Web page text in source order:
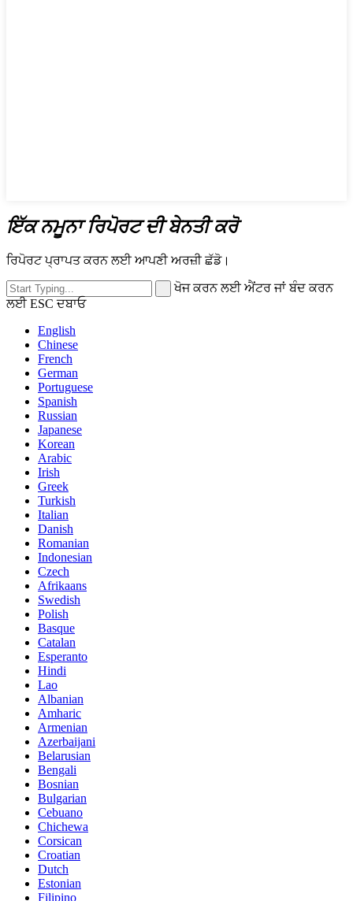
ਇੱਕ ਨਮੂਨਾ ਰਿਪੋਰਟ ਦੀ ਬੇਨਤੀ ਕਰੋ
ਰਿਪੋਰਟ ਪ੍ਰਾਪਤ ਕਰਨ ਲਈ ਆਪਣੀ ਅਰਜ਼ੀ ਛੱਡੋ।
ਖੋਜ ਕਰਨ ਲਈ ਐਂਟਰ ਜਾਂ ਬੰਦ ਕਰਨ
ਲਈ ESC ਦਬਾਓ
English
Chinese
French
German
Portuguese
Spanish
Russian
Japanese
Korean
Arabic
Irish
Greek
Turkish
Italian
Danish
Romanian
Indonesian
Czech
Afrikaans
Swedish
Polish
Basque
Catalan
Esperanto
Hindi
Lao
Albanian
Amharic
Armenian
Azerbaijani
Belarusian
Bengali
Bosnian
Bulgarian
Cebuano
Chichewa
Corsican
Croatian
Dutch
Estonian
Filipino